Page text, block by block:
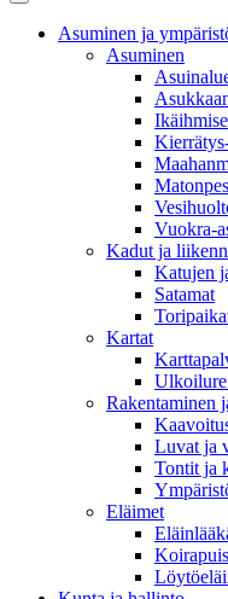
Asuminen ja
Asuminen
Vuokra-
Kadut ja
Katujen
Satamat
Kartat
Rakentaminen
Luvat ja
Tontit ja
Eläimet